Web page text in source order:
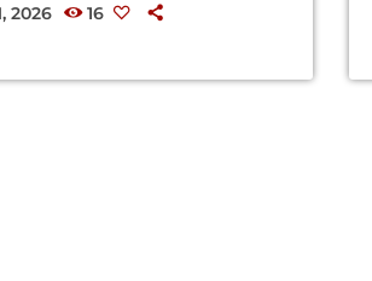
2026 16